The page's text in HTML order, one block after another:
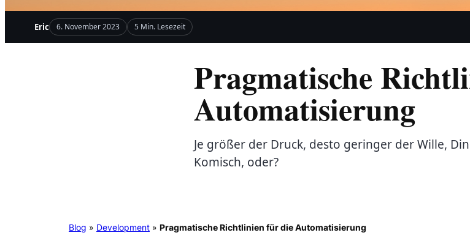
Eric 6. November 2023 5 Min. Lesezeit
Pragmatische
Automatisierung
Je größer der Druck, desto geringer der Wille,
Komisch, oder?
Blog » Development » Pragmatische Richtlinien für die Automatisierung